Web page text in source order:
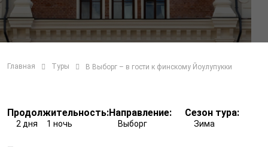
Главная Туры В Выборг – в гости к финскому Йоулупукки
Продолжительность:
2 дня 1 ночь
Направление:
Выборг
Сезон тура:
Зима